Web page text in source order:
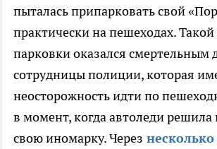
пыталась припарковать свой
практически на пешеходах. Такой
парковки оказался смертельным
сотрудницы полиции, которая
неосторожность идти по
в момент, когда автоледи решила
свою иномарку. Через